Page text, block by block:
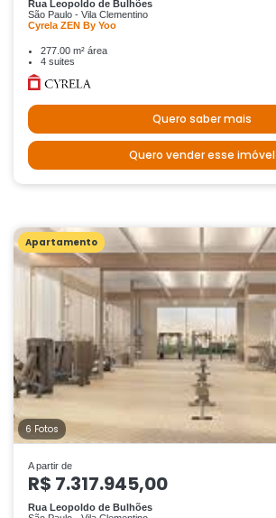
Rua Leopoldo de Bulhões
São Paulo - Vila Clementino
Cyrela ZEN By Yoo
277.00 m² área
4 suites
Quero saber mais
Quero vender esse imóvel
Apartamento
6 Fotos
A partir de
R$ 7.317.945,00
Rua Leopoldo de Bulhões